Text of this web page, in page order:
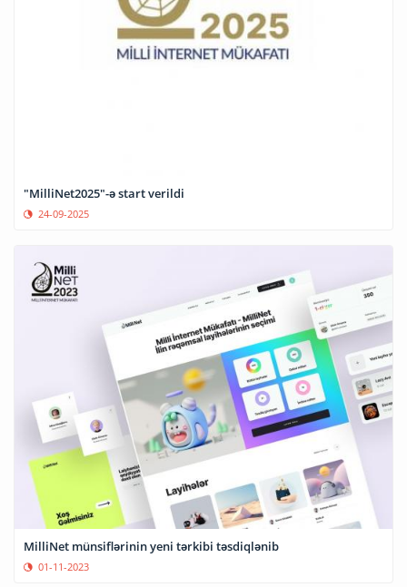
"MilliNet2025"-ə start verildi
24-09-2025
MilliNet münsiflərinin yeni tərkibi təsdiqlənib
01-11-2023